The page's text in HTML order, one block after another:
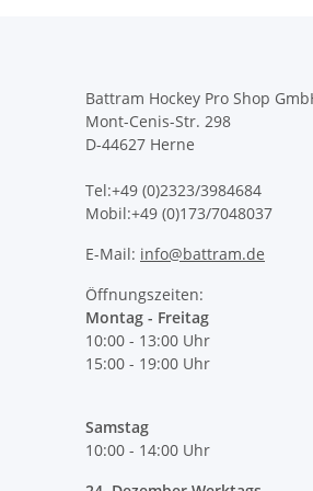
Battram Hockey Pro Shop
Mont-Cenis-Str. 298
D-44627 Herne
Tel:+49 (0)2323/3984684
Mobil:+49 (0)173/7048037
E-Mail: info@battram.de
Öffnungszeiten:
Montag - Freitag
10:00 - 13:00 Uhr
15:00 - 19:00 Uhr
Samstag
10:00 - 14:00 Uhr